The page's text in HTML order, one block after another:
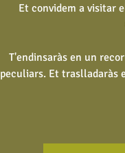
Et convidem a visitar
T'endinsaràs en un
peculiars. Et traslladaràs